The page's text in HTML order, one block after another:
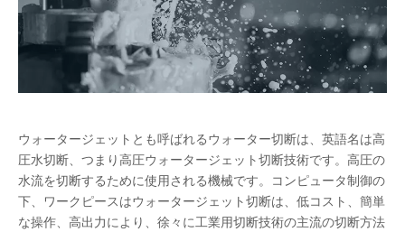
ウォータージェットとも呼ばれるウォーター切断は、英語名は高
圧水切断、つまり高圧ウォータージェット切断技術です。高圧の
水流を切断するために使用される機械です。コンピュータ制御の
下、ワークピースはウォータージェット切断は、低コスト、簡単
な操作、高出力により、徐々に工業用切断技術の主流の切断方法